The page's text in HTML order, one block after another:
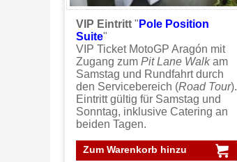
VIP Eintritt " Pole Position
Suite"
VIP Ticket MotoGP Aragón mit
Zugang zum Pit Lane Walkam
Samstag und Rundfahrt durch
den Servicebereich (Road Tour).
Eintritt gültig für Samstag und
Sonntag, inklusive Catering an
beiden Tagen.
Zum Warenkorb hinzu